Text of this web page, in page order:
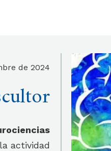
de 2024
la actividad